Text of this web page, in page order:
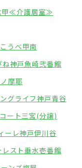
甲≪介護居室≫
うべ甲南
ね神戸魚崎弐番館
摩耶
グライフ神戸青谷
ート三宮(分譲)
ーレ神戸伊川谷
レスト垂水壱番館